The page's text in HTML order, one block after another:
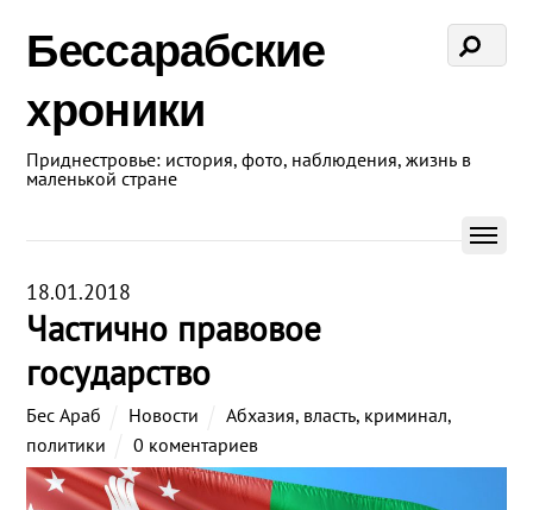
Бессарабские
хроники
Приднестровье: история, фото, наблюдения, жизнь в
маленькой стране
18.01.2018
Частично правовое
государство
Бес Араб Новости Абхазия, власть, криминал,
политики
0 коментариев